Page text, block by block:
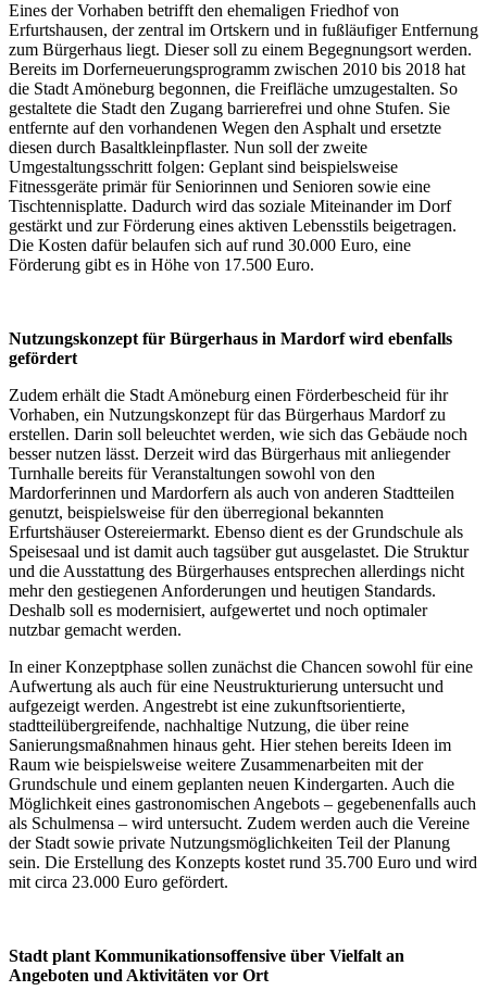
Eines der Vorhaben betrifft den ehemaligen Friedhof von
Erfurtshausen, der zentral im Ortskern und in fußläufiger Entfernung
zum Bürgerhaus liegt. Dieser soll zu einem Begegnungsort werden.
Bereits im Dorferneuerungsprogramm zwischen 2010 bis 2018 hat
die Stadt Amöneburg begonnen, die Freifläche umzugestalten. So
gestaltete die Stadt den Zugang barrierefrei und ohne Stufen. Sie
entfernte auf den vorhandenen Wegen den Asphalt und ersetzte
diesen durch Basaltkleinpflaster. Nun soll der zweite
Umgestaltungsschritt folgen: Geplant sind beispielsweise
Fitnessgeräte primär für Seniorinnen und Senioren sowie eine
Tischtennisplatte. Dadurch wird das soziale Miteinander im Dorf
gestärkt und zur Förderung eines aktiven Lebensstils beigetragen.
Die Kosten dafür belaufen sich auf rund 30.000 Euro, eine
Förderung gibt es in Höhe von 17.500 Euro.
Nutzungskonzept für Bürgerhaus in Mardorf wird ebenfalls
gefördert
Zudem erhält die Stadt Amöneburg einen Förderbescheid für ihr
Vorhaben, ein Nutzungskonzept für das Bürgerhaus Mardorf zu
erstellen. Darin soll beleuchtet werden, wie sich das Gebäude noch
besser nutzen lässt. Derzeit wird das Bürgerhaus mit anliegender
Turnhalle bereits für Veranstaltungen sowohl von den
Mardorferinnen und Mardorfern als auch von anderen Stadtteilen
genutzt, beispielsweise für den überregional bekannten
Erfurtshäuser Ostereiermarkt. Ebenso dient es der Grundschule als
Speisesaal und ist damit auch tagsüber gut ausgelastet. Die Struktur
und die Ausstattung des Bürgerhauses entsprechen allerdings nicht
mehr den gestiegenen Anforderungen und heutigen Standards.
Deshalb soll es modernisiert, aufgewertet und noch optimaler
nutzbar gemacht werden.
In einer Konzeptphase sollen zunächst die Chancen sowohl für eine
Aufwertung als auch für eine Neustrukturierung untersucht und
aufgezeigt werden. Angestrebt ist eine zukunftsorientierte,
stadtteilübergreifende, nachhaltige Nutzung, die über reine
Sanierungsmaßnahmen hinaus geht. Hier stehen bereits Ideen im
Raum wie beispielsweise weitere Zusammenarbeiten mit der
Grundschule und einem geplanten neuen Kindergarten. Auch die
Möglichkeit eines gastronomischen Angebots – gegebenenfalls auch
als Schulmensa – wird untersucht. Zudem werden auch die Vereine
der Stadt sowie private Nutzungsmöglichkeiten Teil der Planung
sein. Die Erstellung des Konzepts kostet rund 35.700 Euro und wird
mit circa 23.000 Euro gefördert.
Stadt plant Kommunikationsoffensive über Vielfalt an
Angeboten und Aktivitäten vor Ort